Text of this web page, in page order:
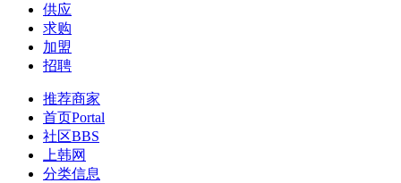
供应
求购
加盟
招聘
推荐商家
首页Portal
社区BBS
上韩网
分类信息